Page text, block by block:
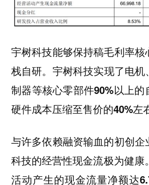
宇树科技能够保持稿毛利率核
栈自研。 宇树科技实现了电机
制器等核心零部件90%以上
硬件成本压缩至售价的40%左
与许多依赖融资输血的初创
科技的经营性现金流极为健康。
活动产生的现金流量净额达